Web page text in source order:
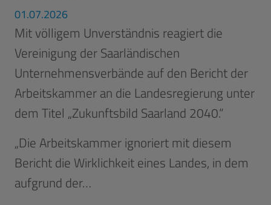
01.07.2026
Mit völligem Unverständnis reagiert die
Vereinigung der Saarländischen
Unternehmensverbände auf den Bericht der
Arbeitskammer an die Landesregierung unter
dem Titel „Zukunftsbild Saarland 2040.“
„Die Arbeitskammer ignoriert mit diesem
Bericht die Wirklichkeit eines Landes, in dem
aufgrund der…